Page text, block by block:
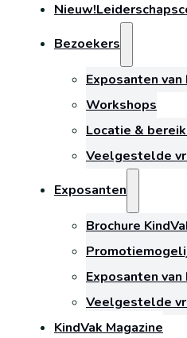
Nieuw!
Bezoekers
Exposanten van
Workshops
Locatie &
Veelgestelde
Exposanten
Brochure
Exposanten van
Veelgestelde
KindVak Magazine